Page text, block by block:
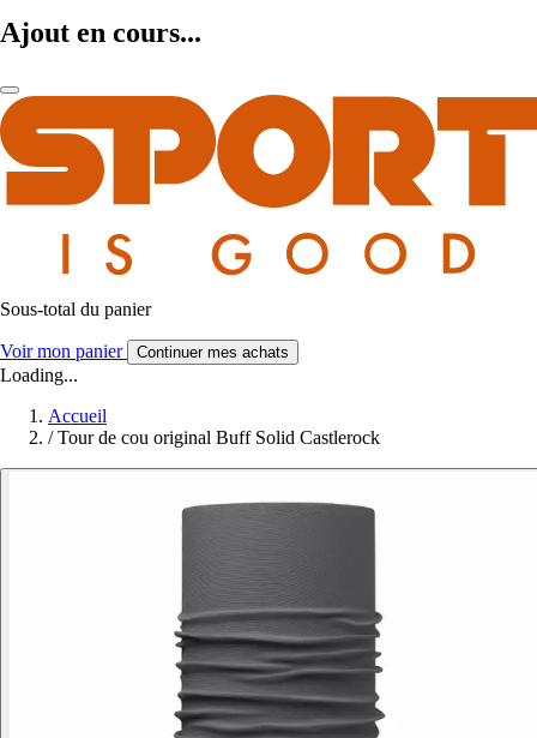
Ajout en cours...
Sous-total du panier
Voir mon panier Continuer mes achats
Loading...
Accueil
/ Tour de cou original Buff Solid Castlerock